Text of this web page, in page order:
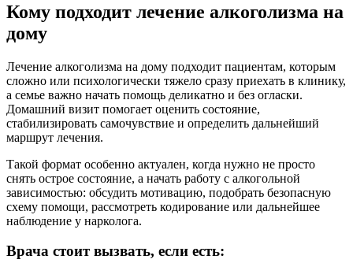
Кому подходит лечение алкоголизма на
дому
Лечение алкоголизма на дому подходит пациентам, которым
сложно или психологически тяжело сразу приехать в клинику,
а семье важно начать помощь деликатно и без огласки.
Домашний визит помогает оценить состояние,
стабилизировать самочувствие и определить дальнейший
маршрут лечения.
Такой формат особенно актуален, когда нужно не просто
снять острое состояние, а начать работу с алкогольной
зависимостью: обсудить мотивацию, подобрать безопасную
схему помощи, рассмотреть кодирование или дальнейшее
наблюдение у нарколога.
Врача стоит вызвать, если есть: